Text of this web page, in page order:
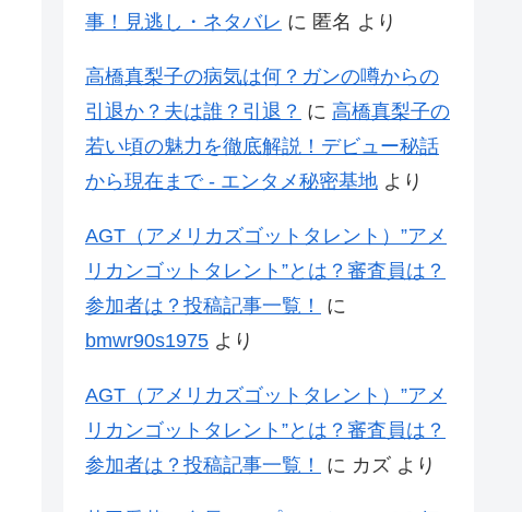
事！見逃し・ネタバレ に 匿名 より
高橋真梨子の病気は何？ガンの噂からの
引退か？夫は誰？引退？ に 高橋真梨子の
若い頃の魅力を徹底解説！デビュー秘話
から現在まで - エンタメ秘密基地 より
AGT（アメリカズゴットタレント）”アメ
リカンゴットタレント”とは？審査員は？
参加者は？投稿記事一覧！
に
bmwr90s1975 より
AGT（アメリカズゴットタレント）”アメ
リカンゴットタレント”とは？審査員は？
参加者は？投稿記事一覧！
に カズ より